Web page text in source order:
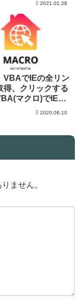
2021.01.28
VBAでIEの全リン
得、クリックする
マクロ)でIE操
2020.06.10
ません。